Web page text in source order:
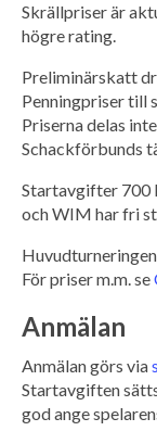
Skrällpriser är
högre rating.
Preliminärskatt
Penningpriser till
Priserna delas
Schackförbunds
Startavgifter 700
och WIM har fri
För priser m.m. se
Anmälan
Anmälan görs via
Startavgiften
god ange